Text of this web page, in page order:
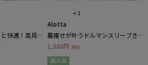
快適！高見え
ックＴシャツ
＋1
Alotta
着痩せが叶うドルマンスリーブきれ
いめカットソー
1,980円 税込
再入荷